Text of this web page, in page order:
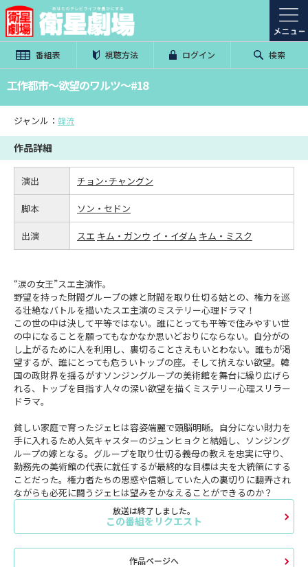
番組表 視聴方法 ログイン 検索
工作都市～欲望のワルツ～#18
ジャンル： 韓流
作品詳細
演出 チョン･チャングン
脚本 ソン・セドン
出演 スエ キム・ガンウ イ・イダム キム・ミスク
“涙の女王”スエ主演作。
野望を持った財閥グループの嫁と財閥を取り仕切る姑との、権力を巡
る壮絶なバトルを描いたスエ主演のミステリー心理ドラマ！
この世の中は決して平等ではない。誰にとっても平等で住みやすい世
の中になることを願ってもなかなか思いどおりにならない。自分がの
し上がるために人を利用し、裏切ることさえもいとわない。誰もが渇
望するが、誰にとっても危ういトップの座。そして抗えない欲望。韓
国の政財界を揺るがすソンジングループの美術館を舞台に繰り広げら
れる、トップを目指す人々の深い欲望を描くミステリー心理スリラー
ドラマ。
貧しい家庭で育ったジェヒは容姿端麗で頭脳明晰。自分にない財力を
手に入れるため人気キャスターのジュンヒョクと結婚し、ソンジング
ループの嫁となる。グループを取り仕切る義母の教えを忠実に守り、
勤務先の美術館の代表に就任するが最終的な目標は夫を大統領にする
ことだった。権力者たちの思惑や信頼していた人の裏切りに翻弄され
ながらも必死に闘うジェヒは望みをかなえることができるのか？
放送は終了しました。
この番組をリクエスト
作品ページへ